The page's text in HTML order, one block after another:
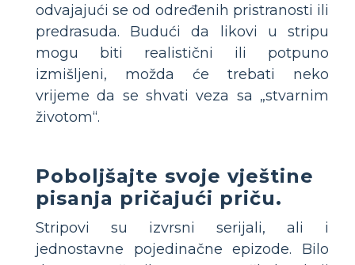
odvajajući se od određenih pristranosti ili
predrasuda. Budući da likovi u stripu
mogu biti realistični ili potpuno
izmišljeni, možda će trebati neko
vrijeme da se shvati veza sa „stvarnim
životom“.
Poboljšajte svoje vještine
pisanja pričajući priču.
Stripovi su izvrsni serijali, ali i
jednostavne pojedinačne epizode. Bilo